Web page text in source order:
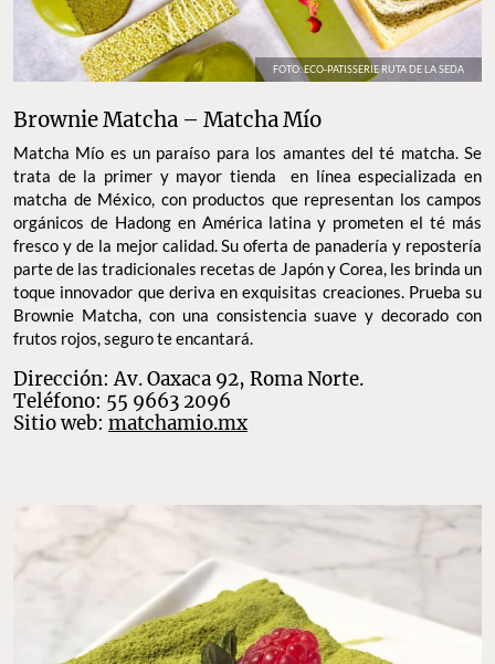
FOTO: ECO-PATISSERIE RUTA DE LA SEDA
Brownie Matcha – Matcha Mío
Matcha Mío es un paraíso para los amantes del té matcha. Se
trata de la primer y mayor tienda en línea especializada en
matcha de México, con productos que representan los campos
orgánicos de Hadong en América latina y prometen el té más
fresco y de la mejor calidad. Su oferta de panadería y repostería
parte de las tradicionales recetas de Japón y Corea, les brinda un
toque innovador que deriva en exquisitas creaciones. Prueba su
Brownie Matcha, con una consistencia suave y decorado con
frutos rojos, seguro te encantará.
Dirección: Av. Oaxaca 92, Roma Norte.
Teléfono: 55 9663 2096
Sitio web: matchamio.mx